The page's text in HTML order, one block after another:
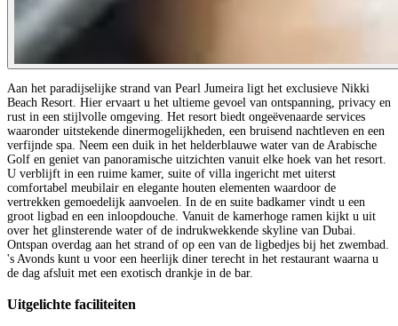
Aan het paradijselijke strand van Pearl Jumeira ligt het exclusieve Nikki
Beach Resort. Hier ervaart u het ultieme gevoel van ontspanning, privacy en
rust in een stijlvolle omgeving. Het resort biedt ongeëvenaarde services
waaronder uitstekende dinermogelijkheden, een bruisend nachtleven en een
verfijnde spa. Neem een duik in het helderblauwe water van de Arabische
Golf en geniet van panoramische uitzichten vanuit elke hoek van het resort.
U verblijft in een ruime kamer, suite of villa ingericht met uiterst
comfortabel meubilair en elegante houten elementen waardoor de
vertrekken gemoedelijk aanvoelen. In de en suite badkamer vindt u een
groot ligbad en een inloopdouche. Vanuit de kamerhoge ramen kijkt u uit
over het glinsterende water of de indrukwekkende skyline van Dubai.
Ontspan overdag aan het strand of op een van de ligbedjes bij het zwembad.
's Avonds kunt u voor een heerlijk diner terecht in het restaurant waarna u
de dag afsluit met een exotisch drankje in de bar.
Uitgelichte faciliteiten